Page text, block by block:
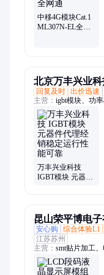
中移4G模块Cat.1
ML307N-EL全新
北京万丰兴业科
回复及时 出价迅速
主营： igbt模块、功
三菱igbt模块、整流
万丰兴业科技
IGBT模块 元器件
昆山荣平博电子
安心购
综合体验L1
江苏苏州
主营： smt贴片加工
PCB、PCBA贴片加
板贴片、PCBA线路